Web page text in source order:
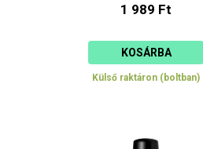
1 989 Ft
KOSÁRBA
Külső raktáron (boltban)